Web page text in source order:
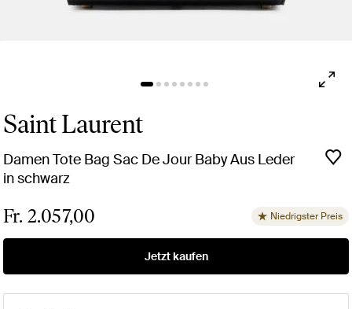
Saint Laurent
Damen Tote Bag Sac De Jour Baby Aus Leder
in schwarz
Fr. 2.057,00 Niedrigster Preis
Jetzt kaufen